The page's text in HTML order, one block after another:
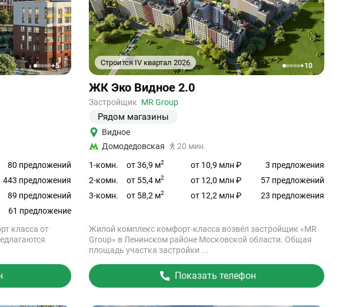
12345+5
80 предложений
443 предложения
89 предложений
61 предложение
класса от
Строится IV квартал 2026
12345+10
Ссылка
на
объект
ЖК Эко Видное 2.0
Застройщик MR Group
Рядом магазины
Видное
Домодедовская
20 мин.
1-комн. от 36,9 м2 от 10,9 млн ₽
3 предложения
2-комн.
от 55,4 м2 от 12,0 млн ₽
57 предложений
3-комн.
от 58,2 м2 от 12,2 млн ₽ 23 предложения
Жилой комплекс комфорт-класса возвёл застройщик «MR
Group» в Ленинском районе Московской области. Общая
площадь участка застройки ...
Показать телефон